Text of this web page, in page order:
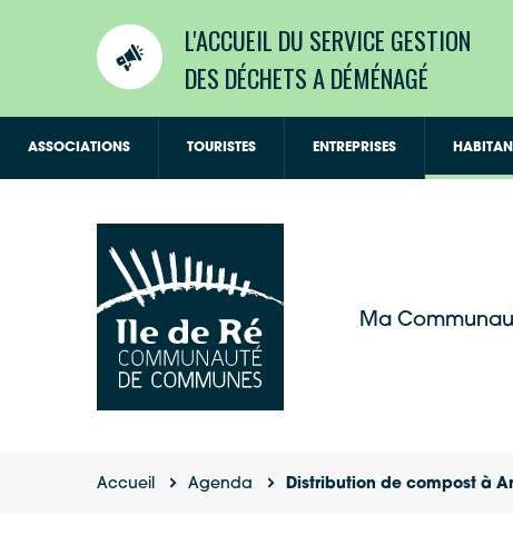
L'ACCUEIL DU SERVICE GESTION
DES DÉCHETS A DÉMÉNAGÉ
ASSOCIATIONS TOURISTES ENTREPRISES
Ma
Accueil Agenda Distribution de compost à